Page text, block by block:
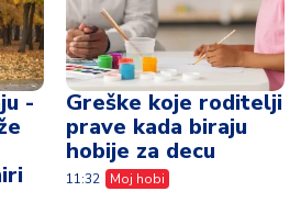
-
Greške koje roditelji
prave kada biraju
hobije za decu
11:32 Moj hobi